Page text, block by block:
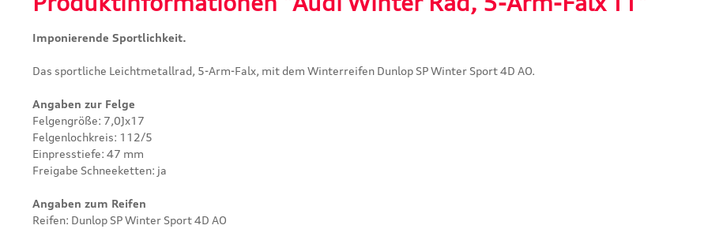
Imponierende Sportlichkeit.
Das sportliche Leichtmetallrad, 5-Arm-Falx, mit dem Winterreifen Dunlop SP Winter Sport 4D AO.
Angaben zur Felge
Felgengröße: 7,0Jx17
Felgenlochkreis: 112/5
Einpresstiefe: 47 mm
Freigabe Schneeketten: ja
Angaben zum Reifen
Reifen: Dunlop SP Winter Sport 4D AO